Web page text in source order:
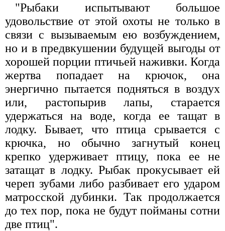
"Рыбаки испытывают большое
удовольствие от этой охоты не только в
связи с вызываемым ею возбуждением,
но и в предвкушении будущей выгоды от
хорошей порции птичьей наживки. Когда
жертва попадает на крючок, она
энергично пытается подняться в воздух
или, растопырив лапы, старается
удержаться на воде, когда ее тащат в
лодку. Бывает, что птица срывается с
крючка, но обычно загнутый конец
крепко удерживает птицу, пока ее не
затащат в лодку. Рыбак прокусывает ей
череп зубами либо разбивает его ударом
матросской дубинки. Так продолжается
до тех пор, пока не будут пойманы сотни
две птиц".